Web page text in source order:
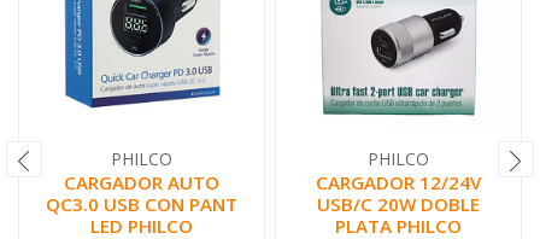
PHILCO
CARGADOR AUTO
QC3.0 USB CON PANT
LED PHILCO
PHILCO
CARGADOR 12/24V
USB/C 20W DOBLE
PLATA PHILCO